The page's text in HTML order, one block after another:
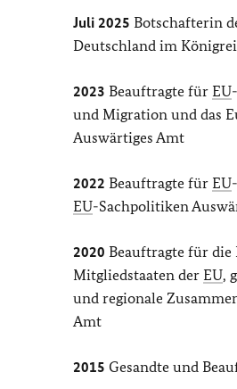
Juli 2025 Botschafterin
Deutschland im
2023 Beauftragte für EU
und Migration und das
Auswärtiges Amt
2022 Beauftragte für EU
EU-Sachpolitiken
2020 Beauftragte für die
Mitgliedstaaten der EU,
und regionale
Amt
2015 Gesandte und